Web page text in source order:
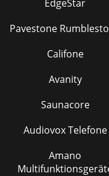
EdgeStar
Pavestone
Califone
Avanity
Saunacore
Audiovox Telefone
Amano